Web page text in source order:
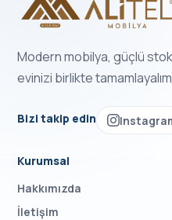
Modern mobilya, güçlü
evinizi birlikte
Bizi takip edin
Kurumsal
Hakkımızda
İletişim